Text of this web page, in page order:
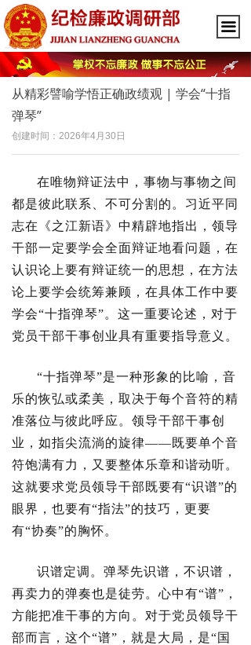
끀
从精彩譬喻学悟正确政绩观 | 学会“十指
弹琴”
创建时间： 2026年4月30日
在唯物辩证法中，事物与事物之间
都是彼此联系、不可分割的。习近平同
志在《之江新语》中精辟地指出，领导
干部一定要学会全面辩证地看问题，在
认识论上要有辩证统一的思想，在方法
论上要学会统筹兼顾，在具体工作中要
学会“十指弹琴”。这一重要论述，对于
党员干部干事创业具有重要指导意义。
“十指弹琴”是一种形象的比喻，音
乐的恢弘或柔美，取决于每个音符的精
准落位与彼此呼应。领导干部干事创
业，如指尖流淌的旋律——既要单个音
符饱满有力，又要整体乐章和谐动听。
这就要求党员领导干部既要有“识谱”的
眼界，也要有“指法”的技巧，更要
有“协奏”的胸怀。
识谱定调。弹琴先识谱，不识谱，
再卖力的弹奏也是徒劳。心中有“谱”，
方能把准干事的方向。对于党员领导干
部而言，这个“谱”，就是大局，是“国